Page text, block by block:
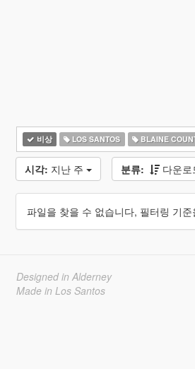
비상 LOS SANTOS BLAINE
시각: 지난 주 분류: 다운로
파일을 찾을 수 없습니다, 필터링 기
Designed in Alderney
Made in Los Santos